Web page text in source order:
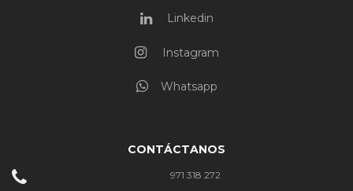
Linkedin
Instagram
Whatsapp
CONTÁCTANOS
971 318 272